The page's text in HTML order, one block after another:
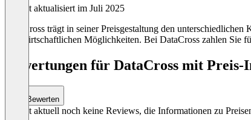
Zuletzt aktualisiert im Juli 2025
DataCross trägt in seiner Preisgestaltung den
den wirtschaftlichen Möglichkeiten. Bei DataCross zahlen Sie
Bewertungen für DataCross mit
Bewerten
Es gibt aktuell noch keine Reviews, die Informationen zu